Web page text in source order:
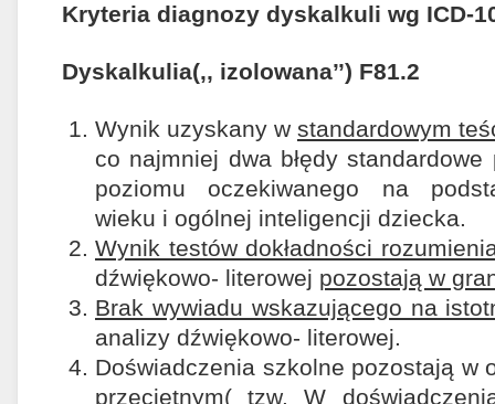
Kryteria diagnozy dyskalkuli wg ICD-
Dyskalkulia(,, izolowana’’) F81.2
Wynik uzyskany w standardowym
co najmniej dwa błędy
poziomu oczekiwanego na
wieku i ogólnej inteligencji dziecka.
Wynik testów dokładności
dźwiękowo- literowej pozostają w
Brak wywiadu wskazującego na
analizy dźwiękowo- literowej.
Doświadczenia szkolne pozostają w
przeciętnym( tzw. W